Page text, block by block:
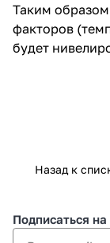
Таким
факторов
будет
Назад к
Подписаться на